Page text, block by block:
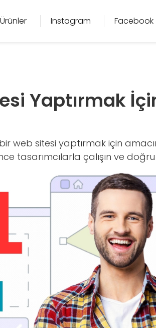
Ürünler Instagram Facebook
Yaptırmak
web sitesi yaptırmak için
tasarımcılarla çalışın ve